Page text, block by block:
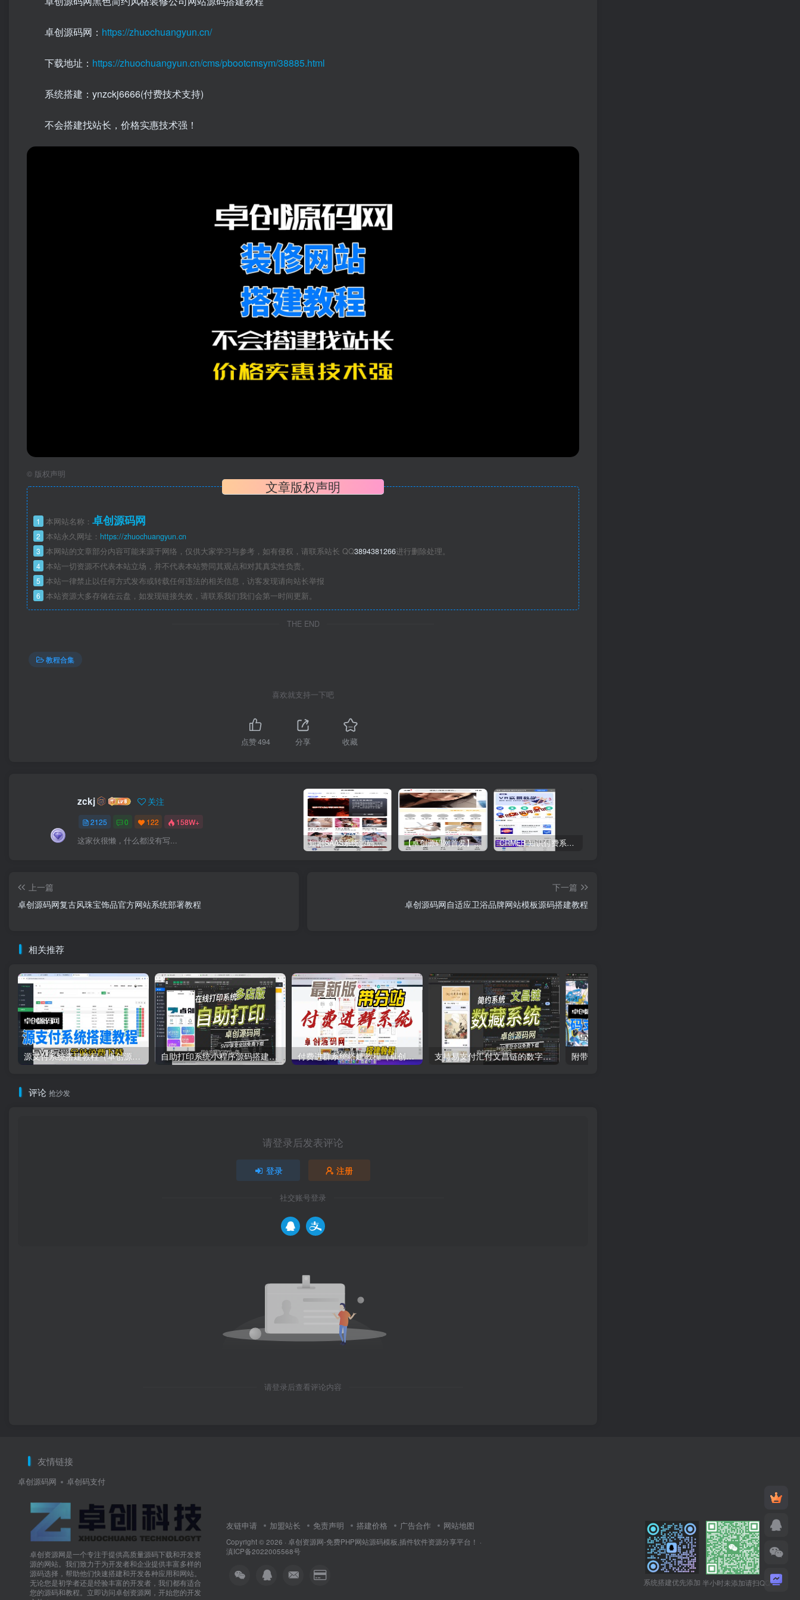
卓创源码网： https://zhuochuangyun.cn/
下载地址： https://zhuochuangyun.cn/cms/pbootcmsym/38885.html
系统搭建：ynzckj6666(付费技术支持)
不会搭建找站长，价格实惠技术强！
© 版权声明
文章版权声明
1 本网站名称： 卓创源码网
2 本站永久网址： https://zhuochuangyun.cn
3 本网站的文章部分内容可能来源于网络，仅供大家学习与参考，如有侵权，请联系站长 QQ3894381266进行删除处理。
4 本站一切资源不代表本站立场，并不代表本站赞同其观点和对其真实性负责。
5 本站一律禁止以任何方式发布或转载任何违法的相关信息，访客发现请向站长举报
6 本站资源大多存储在云盘，如发现链接失效，请联系我们我们会第一时间更新。
THE END
教程合集
喜欢就支持一下吧
点赞494 分享 收藏
zckj 关注
2125 0 122 158W+
这家伙很懒，什么都没有写... 短剧SAAS系统源码｜多端分销+云存储+多租户架构 【卓创源码网首发】全开源视频打赏系统源码｜双模板+代理分站+易支付对接｜API全面修复｜站长盈利利器！​ CRMEB 知识付费系统源码 v1.4.4
上一篇
卓创源码网复古风珠宝饰品官方网站系统部署教程
下一篇
卓创源码网自适应卫浴品牌网站模板源码搭建教程
相关推荐
源支付系统搭建教程（卓创源码网） 自助打印系统小程序源码搭建教程（卓创源码网） 付费进群系统搭建教程（卓创源码网） 支持易支付汇付文昌链的数字藏品系统源码搭建教程（卓创源码网）
评论 抢沙发
请登录后发表评论
登录 注册
社交账号登录
请登录后查看评论内容
友情链接
卓创源码网 卓创码支付
卓创资源网是一个专注于提供高质量源码下载和开发资
源的网站。我们致力于为开发者和企业提供丰富多样的
源码选择，帮助他们快速搭建和开发各种应用和网站。
无论您是初学者还是经验丰富的开发者，我们都有适合
您的源码和教程。立即访问卓创资源网，开始您的开发
友链申请 加盟站长 免责声明 搭建价格 广告合作 网站地图
Copyright © 2026 · 卓创资源网-免费PHP网站源码模板,插件软件资源分享平台！ ·
滇ICP备2022005568号
系统搭建优先添加 半小时未添加请扫QQ